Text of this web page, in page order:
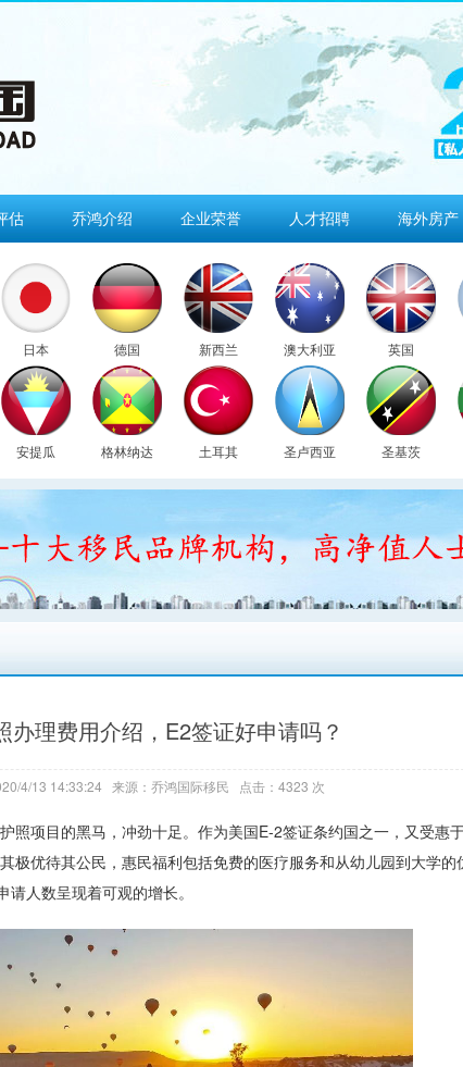
估 乔鸿介绍 企业荣誉 人才招聘 海外房产
日本 德国 新西兰 澳大利亚 英国
安提瓜 格林纳达 土耳其 圣卢西亚 圣基茨
办理费用介绍，E2签证好申请吗？
4/13 14:33:24 来源：乔鸿国际移民 点击：4323 次
照项目的黑马，冲劲十足。作为美国E-2签证条约国之一，又受惠
极优待其公民，惠民福利包括免费的医疗服务和从幼儿园到大学
人数呈现着可观的增长。